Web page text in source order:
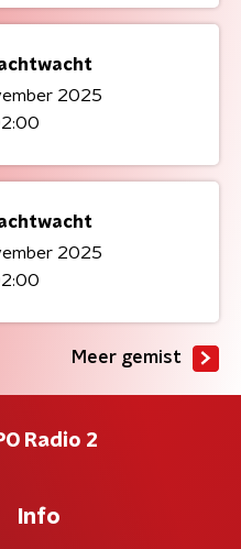
2025
2025
Meer gemist
Radio 2
Info